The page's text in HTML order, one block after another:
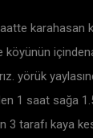
köyünün
yörük
1 saat sağa
3 tarafı kaya